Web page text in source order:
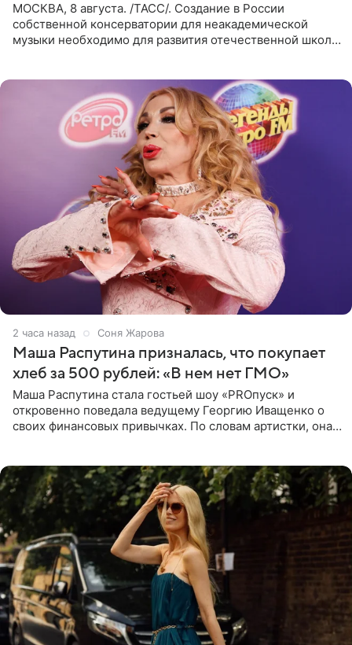
МОСКВА, 8 августа. /ТАСС/. Создание в России
собственной консерватории для неакадемической
музыки необходимо для развития отечественной школы
2 часа назад Соня Жарова
Маша Распутина призналась, что покупает
хлеб за 500 рублей: «В нем нет ГМО»
Маша Распутина стала гостьей шоу «PROпуск» и
откровенно поведала ведущему Георгию Иващенко о
своих финансовых привычках. По словам артистки, она